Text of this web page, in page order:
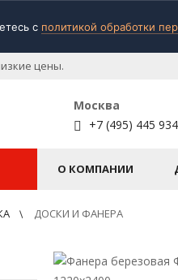
с политикой обработки
цены.
Москва
+7 (495) 445
О КОМПАНИИ
ДОСКИ И ФАНЕРА